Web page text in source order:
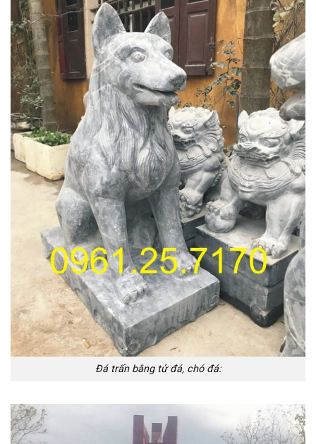
Đá trấn bằng tử đá, chó đá: